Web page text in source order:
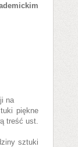
na
piękne
treść ust.
sztuki